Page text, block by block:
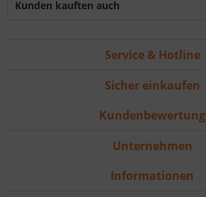
Kunden kauften auch
Service & Hotline
Sicher einkaufen
Kundenbewertung
Unternehmen
Informationen